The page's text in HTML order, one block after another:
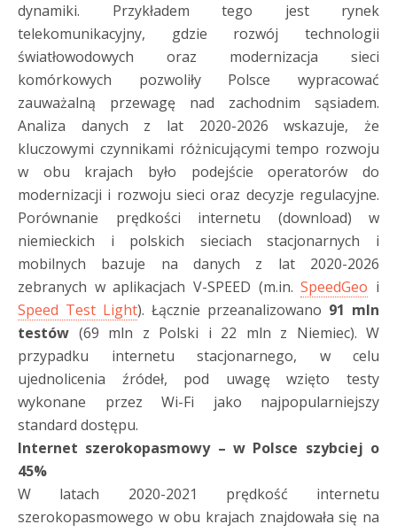
dynamiki. Przykładem tego jest rynek
telekomunikacyjny, gdzie rozwój technologii
światłowodowych oraz modernizacja sieci
komórkowych pozwoliły Polsce wypracować
zauważalną przewagę nad zachodnim sąsiadem.
Analiza danych z lat 2020-2026 wskazuje, że
kluczowymi czynnikami różnicującymi tempo rozwoju
w obu krajach było podejście operatorów do
modernizacji i rozwoju sieci oraz decyzje regulacyjne.
Porównanie prędkości internetu (download) w
niemieckich i polskich sieciach stacjonarnych i
mobilnych bazuje na danych z lat 2020-2026
zebranych w aplikacjach V-SPEED (m.in.SpeedGeo i
Speed Test Light). Łącznie przeanalizowano 91 mln
testów (69 mln z Polski i 22 mln z Niemiec). W
przypadku internetu stacjonarnego, w celu
ujednolicenia źródeł, pod uwagę wzięto testy
wykonane przez Wi-Fi jako najpopularniejszy
standard dostępu.
Internet szerokopasmowy – w Polsce szybciej o
45%
W latach 2020-2021 prędkość internetu
szerokopasmowego w obu krajach znajdowała się na